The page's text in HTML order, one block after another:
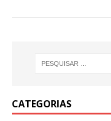
CATEGORIAS